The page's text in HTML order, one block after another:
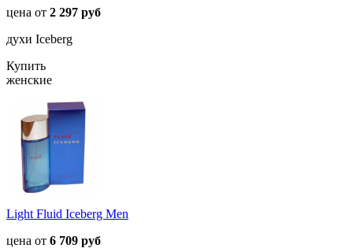
цена от 2 297 руб
духи Iceberg
Купить
женские
Light Fluid Iceberg Men
цена от 6 709 руб